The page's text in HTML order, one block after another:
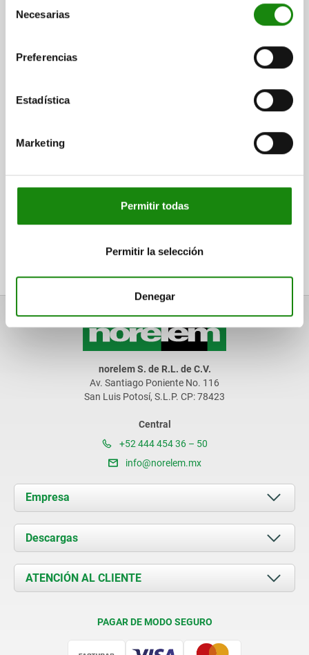
Necesarias
Preferencias
Estadística
Marketing
Permitir todas
Permitir la selección
Denegar
Sea el primero en recibir noticias sobre nuestros productos
norelem S. de R.L. de C.V.
Av. Santiago Poniente No. 116
San Luis Potosí, S.L.P. CP: 78423
Central
+52 444 454 36 – 50
info@norelem.mx
Empresa
Acerca de nosotros
Novedades
Contacto
Descargas
Documents
ATENCIÓN AL CLIENTE
PAGAR DE MODO SEGURO